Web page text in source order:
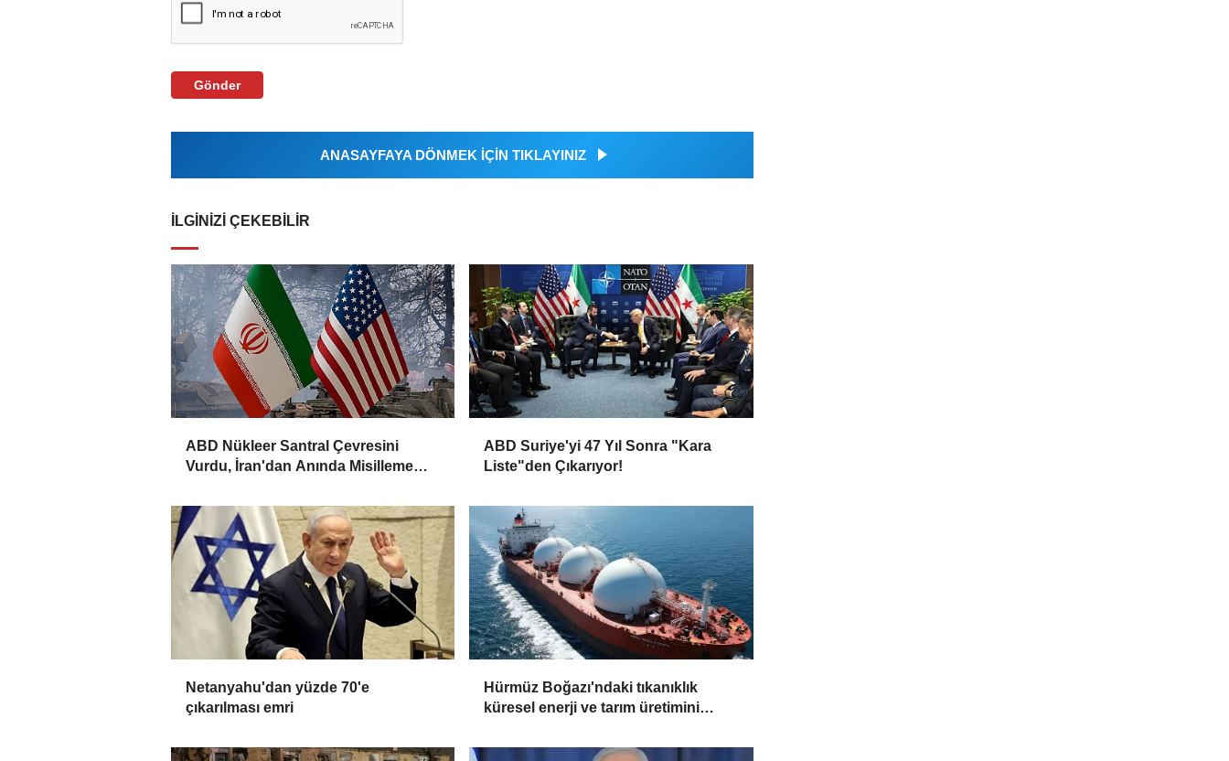
Gönder
ANASAYFAYA DÖNMEK İÇİN TIKLAYINIZ
İLGINIZI ÇEKEBILIR
ABD Nükleer Santral Çevresini
Vurdu, İran'dan Anında Misilleme
ABD Suriye'yi 47 Yıl Sonra "Kara
Liste"den Çıkarıyor!
Netanyahu'dan yüzde 70'e
çıkarılması emri
Hürmüz Boğazı'ndaki tıkanıklık
küresel enerji ve tarım üretimini